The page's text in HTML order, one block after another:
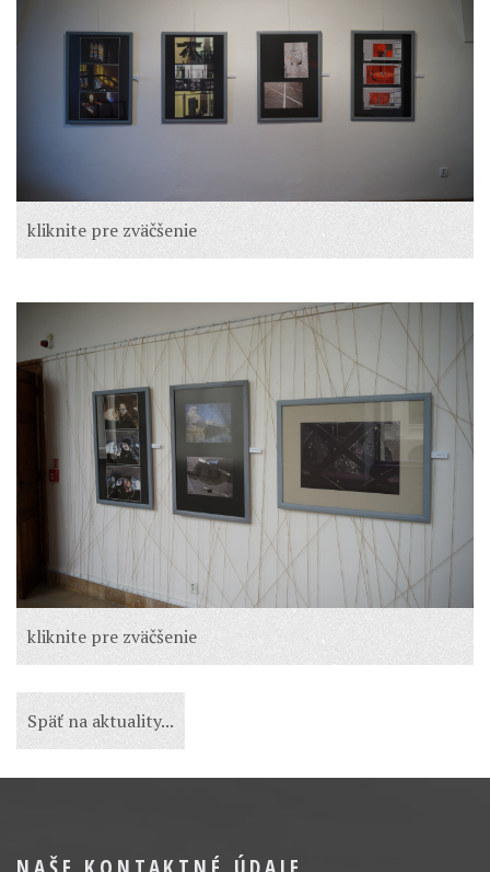
kliknite pre zväčšenie
kliknite pre zväčšenie
Späť na aktuality...